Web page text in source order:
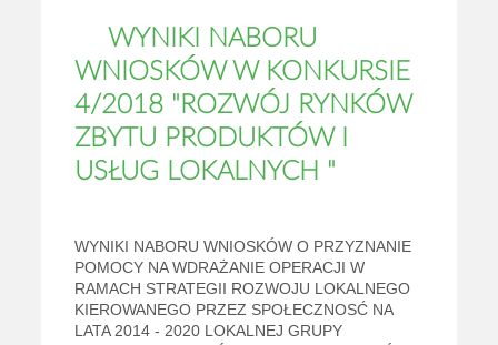
WYNIKI NABORU
WNIOSKÓW W KONKURSIE
4/2018 "ROZWÓJ RYNKÓW
ZBYTU PRODUKTÓW I
USŁUG LOKALNYCH "
WYNIKI NABORU WNIOSKÓW O PRZYZNANIE
POMOCY NA WDRAŻANIE OPERACJI W
RAMACH STRATEGII ROZWOJU LOKALNEGO
KIEROWANEGO PRZEZ SPOŁECZNOSĆ NA
LATA 2014 - 2020 LOKALNEJ GRUPY